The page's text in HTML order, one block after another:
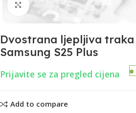
Uvećaj
Dvostrana ljepljiva traka
Samsung S25 Plus
Prijavite se za pregled cijena
Add to compare